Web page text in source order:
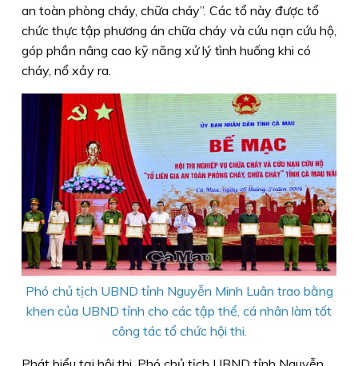
an toàn phòng cháy, chữa cháy”. Các tổ này được tổ
chức thực tập phương án chữa cháy và cứu nạn cứu hộ,
góp phần nâng cao kỹ năng xử lý tình huống khi có
cháy, nổ xảy ra.
Phó chủ tịch UBND tỉnh Nguyễn Minh Luân trao bằng
khen của UBND tỉnh cho các tập thể, cá nhân làm tốt
công tác tổ chức hội thi.